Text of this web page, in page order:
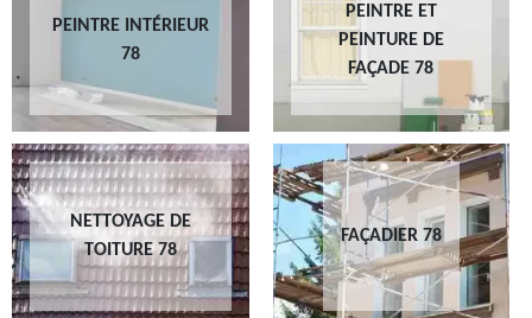
PEINTRE INTÉRIEUR
78
PEINTRE ET
PEINTURE DE
FAÇADE 78
NETTOYAGE DE
TOITURE 78
FAÇADIER 78